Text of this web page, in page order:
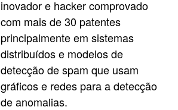
inovador e hacker comprovado
com mais de 30 patentes
principalmente em sistemas
distribuídos e modelos de
detecção de spam que usam
gráficos e redes para a detecção
de anomalias.